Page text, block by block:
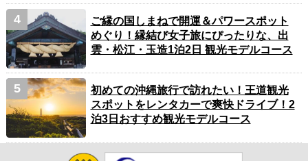
ご縁の国しまねで開運＆パワースポット
めぐり！縁結び女子旅にぴったりな、出
雲・松江・玉造1泊2日 観光モデルコース
初めての沖縄旅行で訪れたい！王道観光
スポットをレンタカーで爽快ドライブ！2
泊3日おすすめ観光モデルコース